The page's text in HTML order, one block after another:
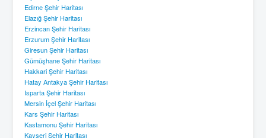
Edirne Şehir Haritası
Elazığ Şehir Haritası
Erzincan Şehir Haritası
Erzurum Şehir Haritası
Giresun Şehir Haritası
Gümüşhane Şehir Haritası
Hakkari Şehir Haritası
Hatay Antakya Şehir Haritası
Isparta Şehir Haritası
Mersin İçel Şehir Haritası
Kars Şehir Haritası
Kastamonu Şehir Haritası
Kayseri Şehir Haritası